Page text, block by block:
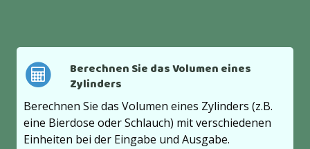
Berechnen Sie das Volumen eines
Zylinders
Berechnen Sie das Volumen eines Zylinders (z.B.
eine Bierdose oder Schlauch) mit verschiedenen
Einheiten bei der Eingabe und Ausgabe.